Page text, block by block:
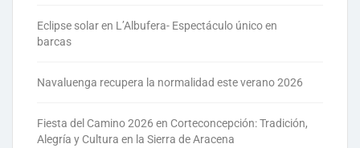
Eclipse solar en L’Albufera- Espectáculo único en
barcas
Navaluenga recupera la normalidad este verano 2026
Fiesta del Camino 2026 en Corteconcepción: Tradición,
Alegría y Cultura en la Sierra de Aracena